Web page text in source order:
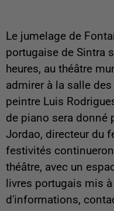
Le jumelage de
portugaise de Sintra
heures, au théâtre
admirer à la salle
peintre Luis
de piano sera donné
Jordao, directeur du
festivités
théâtre, avec un
livres portugais mis
d'informations,